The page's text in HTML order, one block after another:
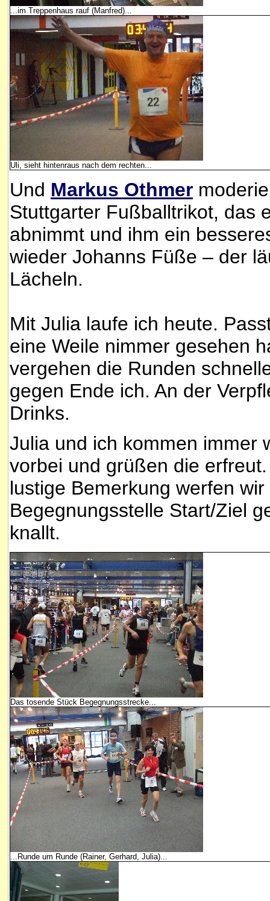
...im Treppenhaus rauf (Manfred)...
Uli, sieht hintenraus nach dem rechten...
Und Markus Othmer
Stuttgarter Fußballtrikot, das
abnimmt und ihm ein
wieder Johanns Füße – der
Lächeln.
Mit Julia laufe ich heute.
eine Weile nimmer gesehen
vergehen die Runden
gegen Ende ich. An der
Drinks.
Julia und ich kommen immer
vorbei und grüßen die
lustige Bemerkung werfen
Begegnungsstelle Start/Ziel
knallt.
Das tosende Stück Begegnungsstrecke...
...Runde um Runde (Rainer, Gerhard, Julia)...